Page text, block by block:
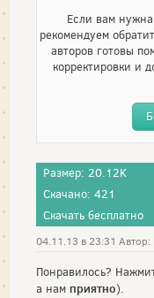
Если вам
рекомендуем
авторов готовы
корректировки и
Размер: 20.12K
Скачано: 421
Скачать бесплатно
04.11.13 в 23:31 Автор:
Понравилось?
а нам приятно).